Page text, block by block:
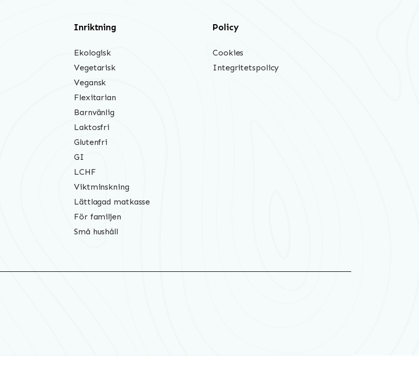
Inriktning
Ekologisk
Vegetarisk
Vegansk
Flexitarian
Barnvänlig
Laktosfri
Glutenfri
GI
LCHF
Viktminskning
Lättlagad matkasse
För familjen
Små hushåll
Policy
Cookies
Integritetspolicy